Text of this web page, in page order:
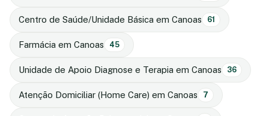
Centro de Saúde/Unidade Básica em Canoas 61
Farmácia em Canoas 45
Unidade de Apoio Diagnose e Terapia em Canoas 36
Atenção Domiciliar (Home Care) em Canoas 7